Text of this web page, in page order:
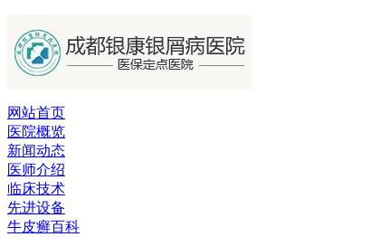
网站首页
医院概览
新闻动态
医师介绍
临床技术
先进设备
牛皮癣百科